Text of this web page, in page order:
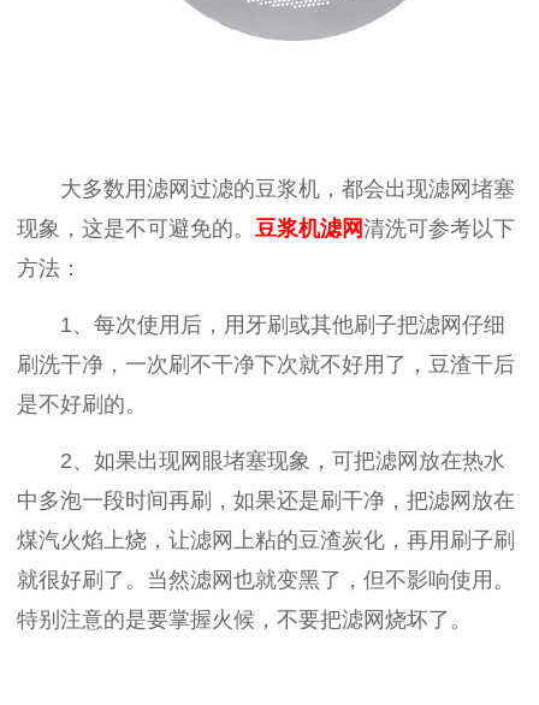
大多数用滤网过滤的豆浆机，都会出现滤网堵塞
现象，这是不可避免的。 豆浆机滤网清洗可参考以下
方法：
1、每次使用后，用牙刷或其他刷子把滤网仔细
刷洗干净，一次刷不干净下次就不好用了，豆渣干后
是不好刷的。
2、如果出现网眼堵塞现象，可把滤网放在热水
中多泡一段时间再刷，如果还是刷干净，把滤网放在
煤汽火焰上烧，让滤网上粘的豆渣炭化，再用刷子刷
就很好刷了。当然滤网也就变黑了，但不影响使用。
特别注意的是要掌握火候，不要把滤网烧坏了。